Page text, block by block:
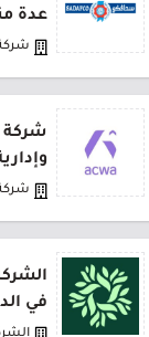
عدة
شركة
شركة
في